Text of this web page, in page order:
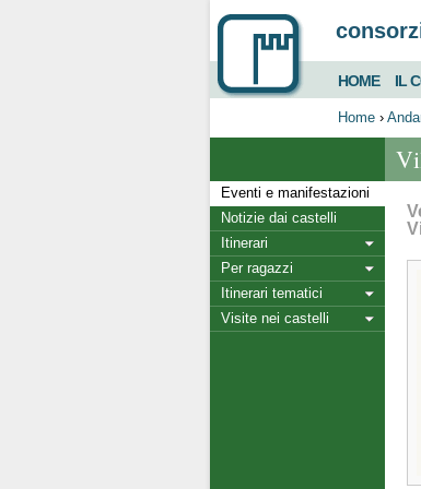
HOME IL
Home ›
Eventi e manifestazioni
Notizie dai castelli
Itinerari
Per ragazzi
Itinerari tematici
Visite nei castelli